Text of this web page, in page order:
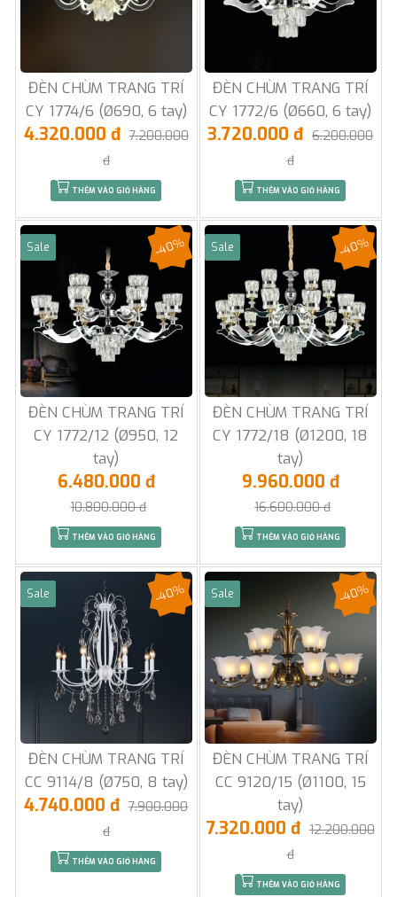
ĐÈN CHÙM TRANG TRÍ
CY 1774/6 (Ø690, 6 tay)
4.320.000 đ 7.200.000
đ
THÊM VÀO GIỎ HÀNG
ĐÈN CHÙM TRANG TRÍ
CY 1772/6 (Ø660, 6 tay)
3.720.000 đ 6.200.000
đ
THÊM VÀO GIỎ HÀNG
Sale
ĐÈN CHÙM TRANG TRÍ
CY 1772/12 (Ø950, 12
tay)
-40%
6.480.000 đ
10.800.000 đ
THÊM VÀO GIỎ HÀNG
Sale
ĐÈN CHÙM TRANG TRÍ
CY 1772/18 (Ø1200, 18
tay)
-40%
9.960.000 đ
16.600.000 đ
THÊM VÀO GIỎ HÀNG
Sale
ĐÈN CHÙM TRANG TRÍ
CC 9114/8 (Ø750, 8 tay)
-40%
4.740.000 đ 7.900.000
đ
THÊM VÀO GIỎ HÀNG
Sale
ĐÈN CHÙM TRANG TRÍ
CC 9120/15 (Ø1100, 15
tay)
-40%
7.320.000 đ 12.200.000
đ
THÊM VÀO GIỎ HÀNG